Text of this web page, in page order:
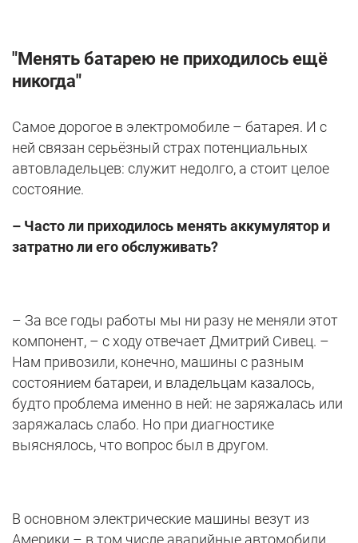
"Менять батарею не приходилось ещё
никогда"
Самое дорогое в электромобиле – батарея. И с
ней связан серьёзный страх потенциальных
автовладельцев: служит недолго, а стоит целое
состояние.
– Часто ли приходилось менять аккумулятор и
затратно ли его обслуживать?
– За все годы работы мы ни разу не меняли этот
компонент, – с ходу отвечает Дмитрий Сивец. –
Нам привозили, конечно, машины с разным
состоянием батареи, и владельцам казалось,
будто проблема именно в ней: не заряжалась или
заряжалась слабо. Но при диагностике
выяснялось, что вопрос был в другом.
В основном электрические машины везут из
Америки – в том числе аварийные автомобили,